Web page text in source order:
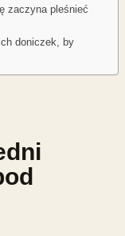
zaczyna pleśnieć
doniczek, by